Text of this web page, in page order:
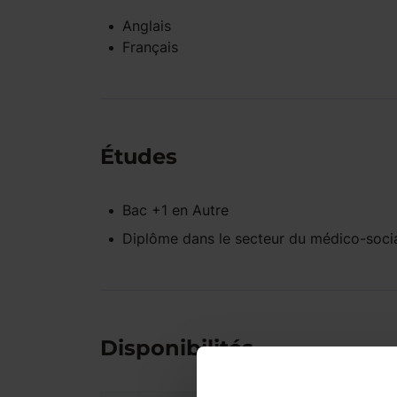
Anglais
Français
Études
Bac +1 en Autre
Diplôme dans le secteur du médico-
Disponibilités